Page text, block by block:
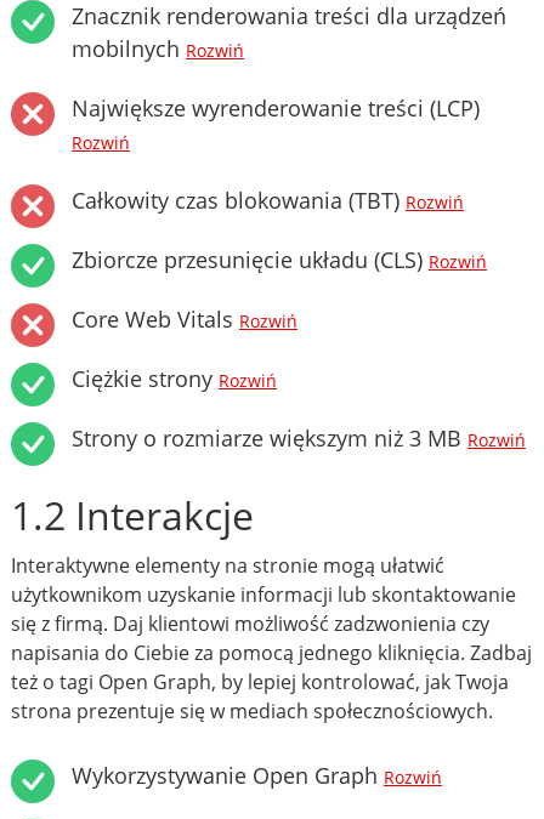
Znacznik renderowania treści dla urządzeń
mobilnych Rozwiń
Największe wyrenderowanie treści (LCP)
Rozwiń
Całkowity czas blokowania (TBT) Rozwiń
Zbiorcze przesunięcie układu (CLS) Rozwiń
Core Web Vitals Rozwiń
Ciężkie strony Rozwiń
Strony o rozmiarze większym niż 3 MB Rozwiń
1.2 Interakcje
Interaktywne elementy na stronie mogą ułatwić
użytkownikom uzyskanie informacji lub skontaktowanie
się z firmą. Daj klientowi możliwość zadzwonienia czy
napisania do Ciebie za pomocą jednego kliknięcia. Zadbaj
też o tagi Open Graph, by lepiej kontrolować, jak Twoja
strona prezentuje się w mediach społecznościowych.
Wykorzystywanie Open Graph Rozwiń